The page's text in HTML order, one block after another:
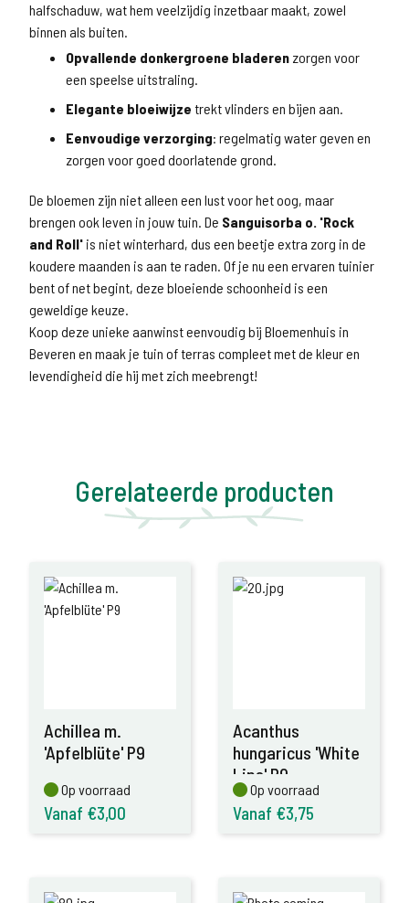
halfschaduw, wat hem veelzijdig inzetbaar maakt, zowel
binnen als buiten.
Opvallende donkergroene bladeren zorgen voor
een speelse uitstraling.
Elegante bloeiwijze trekt vlinders en bijen aan.
Eenvoudige verzorging: regelmatig water geven en
zorgen voor goed doorlatende grond.
De bloemen zijn niet alleen een lust voor het oog, maar
brengen ook leven in jouw tuin. De Sanguisorba o. 'Rock
and Roll' is niet winterhard, dus een beetje extra zorg in de
koudere maanden is aan te raden. Of je nu een ervaren tuinier
bent of net begint, deze bloeiende schoonheid is een
geweldige keuze.
Koop deze unieke aanwinst eenvoudig bij Bloemenhuis in
Beveren en maak je tuin of terras compleet met de kleur en
levendigheid die hij met zich meebrengt!
Gerelateerde producten
Achillea m.
'Apfelblüte' P9
Op voorraad
Op voorraad
Vanaf €3,00
Acanthus
hungaricus 'White
Lips' P9
Op voorraad
Op voorraad
Vanaf €3,75